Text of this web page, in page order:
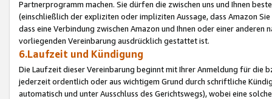
Partnerprogramm machen. Sie dürfen die zwischen uns und Ihnen
(einschließlich der expliziten oder impliziten Aussage, dass Amazon
dass eine Verbindung zwischen Amazon und Ihnen oder einer
vorliegenden Vereinbarung ausdrücklich gestattet ist.
6.Laufzeit und Kündigung
Die Laufzeit dieser Vereinbarung beginnt mit Ihrer Anmeldung für die
jederzeit ordentlich oder aus wichtigem Grund durch schriftliche
automatisch und unter Ausschluss des Gerichtswegs), wobei eine